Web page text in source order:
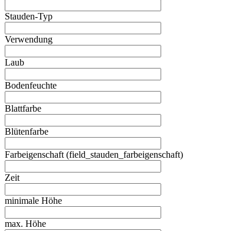
Stauden-Typ
Verwendung
Laub
Bodenfeuchte
Blattfarbe
Blütenfarbe
Farbeigenschaft (field_stauden_farbeigenschaft)
Zeit
minimale Höhe
max. Höhe